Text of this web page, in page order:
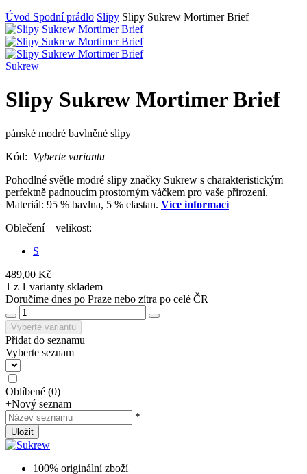
Úvod Spodní prádlo Slipy Slipy Sukrew Mortimer Brief
Sukrew
Slipy Sukrew Mortimer Brief
pánské modré bavlněné slipy
Kód: Vyberte variantu
Pohodlné světle modré slipy značky Sukrew s charakteristickým
perfektně padnoucím prostorným váčkem pro vaše přirození.
Materiál: 95 % bavlna, 5 % elastan. Více informací
Oblečení – velikost:
S
489,00 Kč
1 z 1 varianty skladem
Doručíme dnes po Praze nebo zítra po celé ČR
Vyberte variantu
Přidat do seznamu
Vyberte seznam
Oblíbené (0)
+Nový seznam
*
Uložit
100% originální zboží